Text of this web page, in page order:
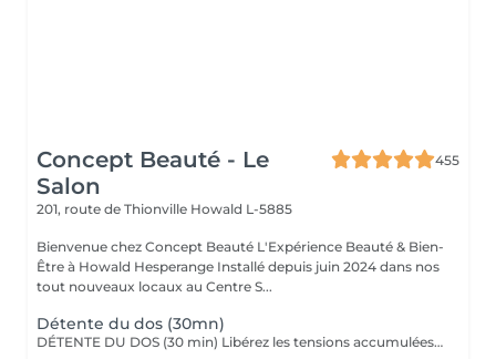
Concept Beauté - Le
Salon
455
201, route de Thionville Howald L-5885
Bienvenue chez Concept Beauté L'Expérience Beauté & Bien-
Être à Howald Hesperange Installé depuis juin 2024 dans nos
tout nouveaux locaux au Centre S...
Détente du dos (30mn)
DÉTENTE DU DOS (30 min) Libérez les tensions accumulées avec ce massage ciblé du dos, des épaules et de la nuque. Grâce à des manuvres profondes et enveloppantes, ce soin soulage les tensions musculaires, améliore la circulation et procure une sensation immédiate de relaxation. Nous utilisons les huiles aromatiques Comfort Zone, riches en extraits naturels apaisants, pour nourrir la peau tout en offrant un véritable moment de lâcher-prise. Comfort Zone, marque italienne de soins haut de gamme, allie science et nature pour offrir des produits efficaces, sensoriels et respectueux de l'environnement. Formulés avec des ingrédients d'origine naturelle et issus de l'agriculture régénérative, sans silicones ni parabènes, leurs produits garantissent une expérience bien-être complète, tout en respectant votre peau et la planète.